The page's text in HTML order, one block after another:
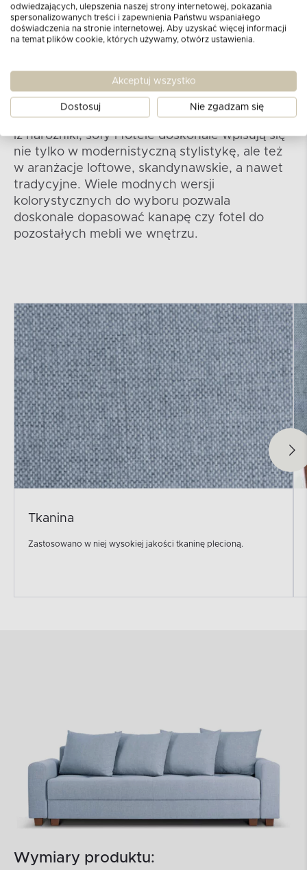
Salon to przestrzeń, w której szczególnie
dbamy o estetykę. Meble z nowoczesnej
wyjątkową funkcjonalnością, ale też
niebanalnym stylem. Proste linie, maksymalne
uproszczenie, całkowita rezygnacja ze
zbędnych ozdobników – wszystko to sprawia,
iż narożniki, sofy i fotele doskonale wpisują się
nie tylko w modernistyczną stylistykę, ale też
w aranżacje loftowe, skandynawskie, a nawet
tradycyjne. Wiele modnych wersji
kolorystycznych do wyboru pozwala
doskonale dopasować kanapę czy fotel do
pozostałych mebli we wnętrzu.
Tkanina
Zastosowano w niej wysokiej jakości tkaninę plecioną.
Wymiary produktu:
odwiedzających, ulepszenia naszej strony internetowej, pokazania
spersonalizowanych treści i zapewnienia Państwu wspaniałego
doświadczenia na stronie internetowej. Aby uzyskać więcej informacji
na temat plików cookie, których używamy, otwórz ustawienia.
Akceptuj wszystko
Dostosuj Nie zgadzam się